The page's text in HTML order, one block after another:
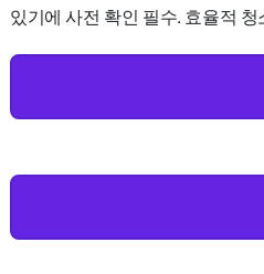
있기에 사전 확인 필수. 효율적